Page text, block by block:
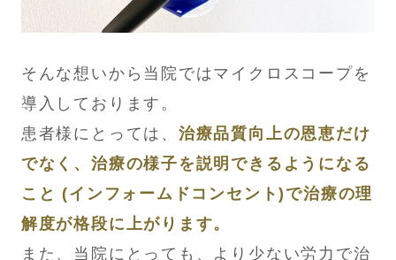
そんな想いから当院ではマイクロスコープを
導入しております。
患者様にとっては、 治療品質向上の恩恵だけ
でなく、治療の様子を説明できるようになる
こと (インフォームドコンセント)で治療の理
解度が格段に上がります。
また、当院にとっても、より少ない労力で治